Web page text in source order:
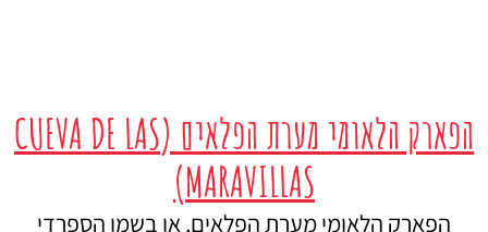
הפארק הלאומי מערת הפלאים (CUEVA DE LAS
MARAVILLAS)
הפארק הלאומי מערת הפלאים, או בשמו הספרדי